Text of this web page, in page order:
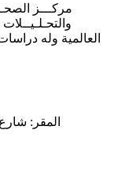
مركـــز
العالمية وله